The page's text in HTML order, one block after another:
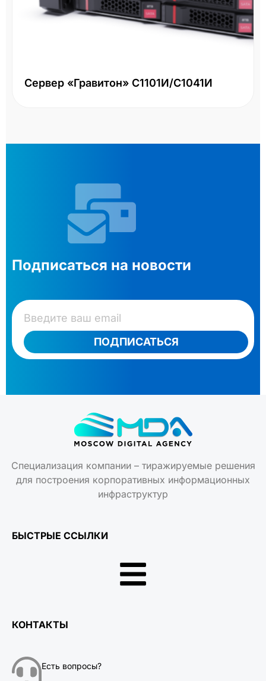
Сервер «Гравитон» С1101И/С1041И
Подписаться на новости
ПОДПИСАТЬСЯ
Специализация компании – тиражируемые решения
для построения корпоративных информационных
инфраструктур
БЫСТРЫЕ ССЫЛКИ
КОНТАКТЫ
Есть вопросы?